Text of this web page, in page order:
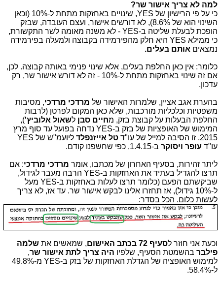
למה לא צריך אישור שר?
כי על פי הרישיון של YES, שינויים באחזקות מתחת ל-10% (וכאן
השינוי הוא של 8.6%), לא דורשים אישור, ועצם העובדה, שבזק
הופכת לבעלת שליטה ב-YES - לא משנה מאומה לשר התקשורת,
כי ממילא YES היא חלק מהפירמידה בקבוצה ולמעלה בפירמידה
נמצאים אותם בעלים.
כלומר: אין כאן החלפת בעלים, אלא שינוי פנימי באותה קבוצה. לכן,
אם זה שינוי באחזקות מתחת ל-10% - זה לא דורש אישור שר, רק
עדכון.
בהערת אגב אציין, שלמרות האישור של מרדכי מרדכי, מסיבות
משפטיות וכלכליות מורכבות, שלא כאן המקום לפרטן (לרבות
החלפת הבעלות על קבוצת בזק, מחיים סבן לשאול אלוביץ'),
המימוש של האופציות של בזק ב-YES נדחה בפועל עד סוף מרץ
2015. זו הסיבה למייל של עו"ד
טל אייזנפלד
ליועמ"ש של YES
עו"ד עופר ויסוקרב-1.4.15, כפי שחשפנו קודם.
ליתר זהירות, בסעיף האחרון של מכתבו, אומר מרדכי מרדכי: אם
תרצו להגדיל בעתיד את האחזקות ב-YES הרבה מעבר לגידול,
שביקשתם הפעם (כלומר תרצו לעלות באחזקות ב-YES מעל
ל-10% גידול), אז תחזרו אלינו לבקש אישור שר. עד אז, לא צריך
לעשות כלום. הכל בסדר:
וכעת אני חוזר לסעיף 72 בכתב האישום , שמאשים את שלמה
פילברבהשמטת הסעיף, שלפיו היה צריך לתת אישור שר,
למימוש האופציה של הגדלת האחזקות של בזק ב-YES מ-49.8%
ל-58.4%.